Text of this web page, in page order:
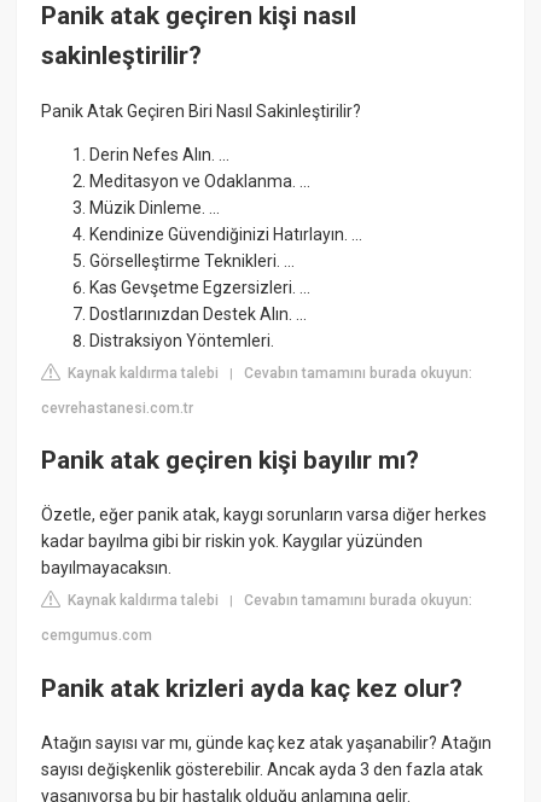
Panik atak geçiren kişi nasıl
sakinleştirilir?
Panik Atak Geçiren Biri Nasıl Sakinleştirilir?
Derin Nefes Alın. ...
Meditasyon ve Odaklanma. ...
Müzik Dinleme. ...
Kendinize Güvendiğinizi Hatırlayın. ...
Görselleştirme Teknikleri. ...
Kas Gevşetme Egzersizleri. ...
Dostlarınızdan Destek Alın. ...
Distraksiyon Yöntemleri.
Kaynak kaldırma talebi |Cevabın tamamını burada okuyun:
cevrehastanesi.com.tr
Panik atak geçiren kişi bayılır mı?
Özetle, eğer panik atak, kaygı sorunların varsa diğer herkes
kadar bayılma gibi bir riskin yok. Kaygılar yüzünden
bayılmayacaksın.
Kaynak kaldırma talebi |Cevabın tamamını burada okuyun:
cemgumus.com
Panik atak krizleri ayda kaç kez olur?
Atağın sayısı var mı, günde kaç kez atak yaşanabilir? Atağın
sayısı değişkenlik gösterebilir. Ancak ayda 3 den fazla atak
yaşanıyorsa bu bir hastalık olduğu anlamına gelir.